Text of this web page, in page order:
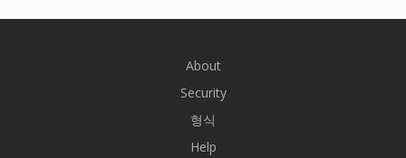
About
Security
형식
Help